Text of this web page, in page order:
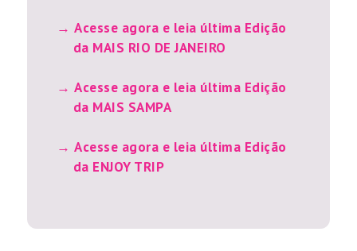
Acesse agora e leia última Edição
da MAIS RIO DE JANEIRO
Acesse agora e leia última Edição
da MAIS SAMPA
Acesse agora e leia última Edição
da ENJOY TRIP